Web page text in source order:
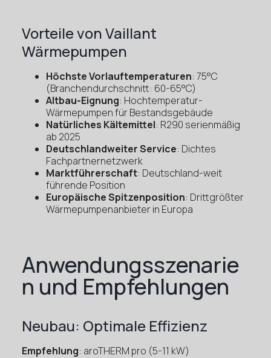
Vorteile von Vaillant
Wärmepumpen
Höchste Vorlauftemperaturen: 75°C
(Branchendurchschnitt: 60-65°C)
Altbau-Eignung: Hochtemperatur-
Wärmepumpen für Bestandsgebäude
Natürliches Kältemittel: R290 serienmäßig
ab 2025
Deutschlandweiter Service: Dichtes
Fachpartnernetzwerk
Marktführerschaft: Deutschland-weit
führende Position
Europäische Spitzenposition: Drittgrößter
Wärmepumpenanbieter in Europa
Anwendungsszenarie
n und Empfehlungen
Neubau: Optimale Effizienz
Empfehlung: aroTHERM pro (5-11 kW)